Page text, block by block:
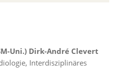
Uni.) Dirk-André Clevert
Interdisziplinäres